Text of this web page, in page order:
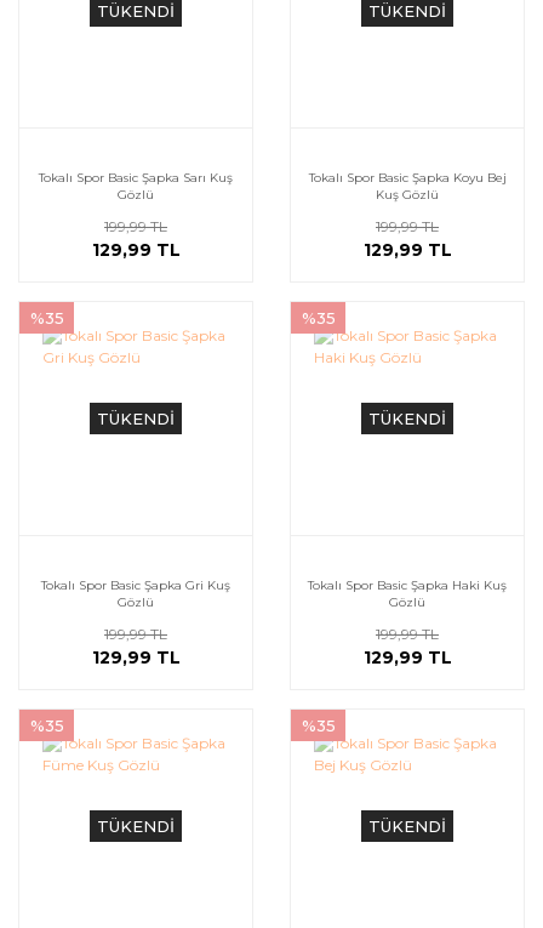
TÜKENDİ
Tokalı Spor Basic Şapka Sarı Kuş
Gözlü
199,99 TL
129,99 TL
TÜKENDİ
Tokalı Spor Basic Şapka Koyu Bej
Kuş Gözlü
199,99 TL
129,99 TL
TÜKENDİ
%35
Tokalı Spor Basic Şapka Gri Kuş
Gözlü
199,99 TL
129,99 TL
TÜKENDİ
%35
Tokalı Spor Basic Şapka Haki Kuş
Gözlü
199,99 TL
129,99 TL
TÜKENDİ
%35
TÜKENDİ
%35